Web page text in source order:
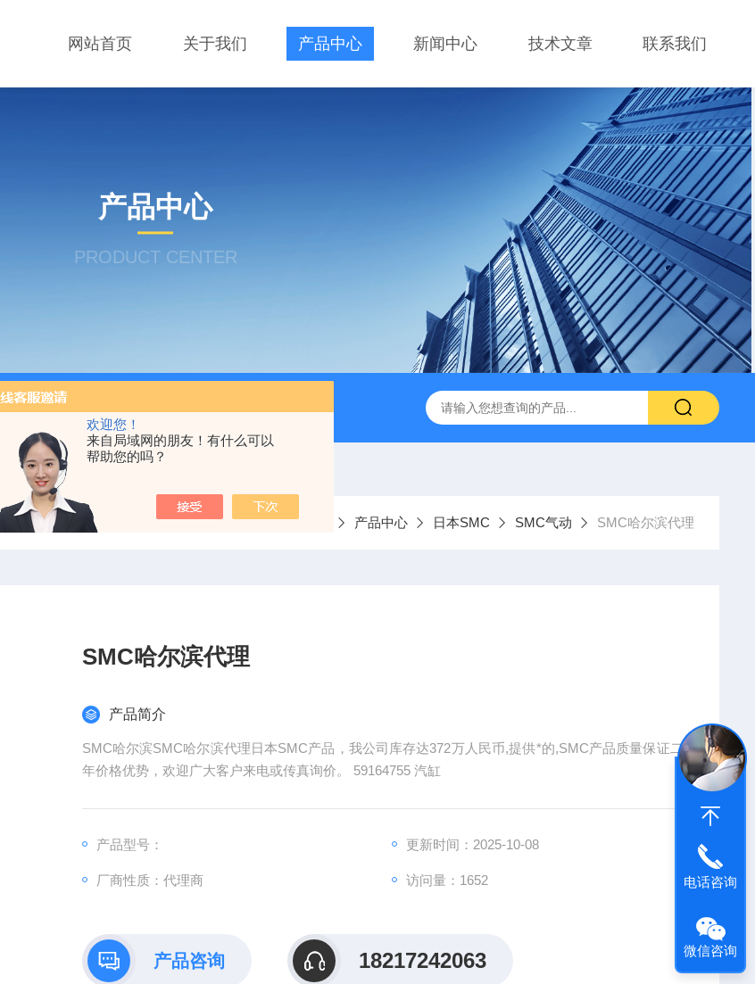
欢迎您！
来自局域网的朋友！有什么可以
帮助您的吗？
网站首页 关于我们 产品中心 新闻中心 技术文章 联系我们
产品中心
PRODUCT CENTER
SMC气动香港营业所 AVL-20-25-S6德国FESTO气动 ORIENTALMOTOR东方马达
当前位置： 产品中心 日本SMC SMC气动 SMC哈尔滨代理
SMC哈尔滨代理
产品简介
SMC哈尔滨SMC哈尔滨代理日本SMC产品，我公司库存达372万人民币,提供*的,SMC产品质量保证二
年价格优势，欢迎广大客户来电或传真询价。 59164755 汽缸
产品型号： 更新时间：2025-10-08
厂商性质：代理商 访问量：1652
产品咨询 18217242063
电话咨询
微信咨询